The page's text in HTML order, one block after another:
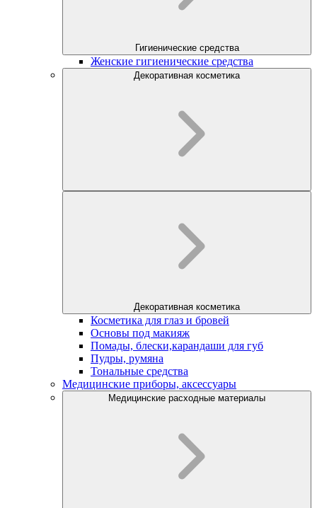
Гигиенические средства
Женские гигиенические средства
Декоративная косметика
Декоративная косметика
Косметика для глаз и бровей
Основы под макияж
Помады, блески,карандаши для губ
Пудры, румяна
Тональные средства
Медицинские приборы, аксессуары
Медицинские расходные материалы